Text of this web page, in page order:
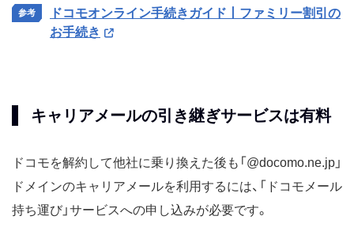
ドコモオンライン手続きガイド丨ファミリー割引の
お手続き
キャリアメールの引き継ぎサービスは有料
ドコモを解約して他社に乗り換えた後も「@docomo.ne.jp」
ドメインのキャリアメールを利用するには、「ドコモメール
持ち運び」サービスへの申し込みが必要です。